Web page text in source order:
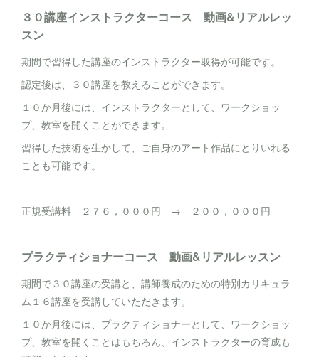
３０講座インストラクターコース 動画&リアルレッ
スン
期間で習得した講座のインストラクター取得が可能です。
認定後は、３０講座を教えることができます。
１０か月後には、インストラクターとして、ワークショッ
プ、教室を開くことができます。
習得した技術を生かして、ご自身のアート作品にとりいれる
ことも可能です。
正規受講料 ２７６，０００円 → ２００，０００円
プラクティショナーコース 動画&リアルレッスン
期間で３０講座の受講と、講師養成のための特別カリキュラ
ム１６講座を受講していただきます。
１０か月後には、プラクティショナーとして、ワークショッ
プ、教室を開くことはもちろん、インストラクターの育成も